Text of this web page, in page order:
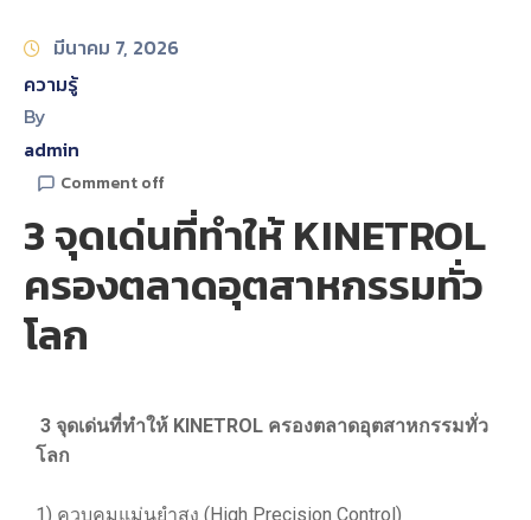
มีนาคม 7, 2026
ความรู้
By
admin
Comment off
3 จุดเด่นที่ทำให้ KINETROL
ครองตลาดอุตสาหกรรมทั่ว
โลก
3 จุดเด่นที่ทำให้ KINETROL ครองตลาดอุตสาหกรรมทั่ว
โลก
1) ควบคุมแม่นยำสูง (High Precision Control)